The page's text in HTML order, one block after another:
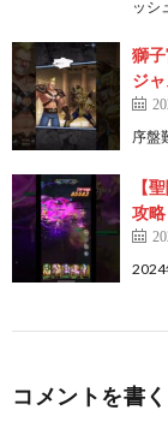
ッシ
獅
ジ
序盤
【
攻
コメントを書く